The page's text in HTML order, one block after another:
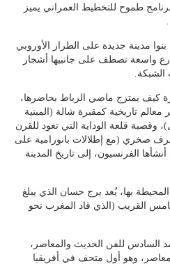
طموح للتخطيط العمراني يميز
مدينة جديدة على الطراز الأوروبي
واسعة تصطف على جانبيها أشجار
كيف يمتزج ماضي الرباط بحاضرها،
تاريخية كمقبرة شالة (المبنية
وقصبة قلعة الوداية التي تعود للقرن
صخري (مع إطلالات بانورامية على
الفرنسيون، إلى تاريخ المدينة
بها، يُعد برج حسان الذي يبلغ
الخامس القريب (الذي قاد المغرب نحو
للفن الحديث والمعاصر،
فنان مغربي معاصر، وهو أول متحف في أفريقيا